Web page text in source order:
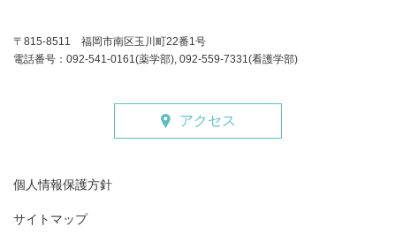
〒815-8511 福岡市南区玉川町22番1号
電話番号：092-541-0161(薬学部), 092-559-7331(看護学部)
アクセス
個人情報保護方針
サイトマップ